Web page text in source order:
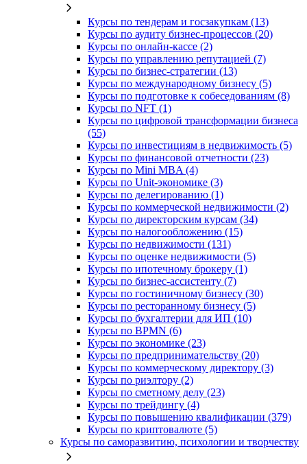
Курсы по тендерам и госзакупкам (13)
Курсы по аудиту бизнес-процессов (20)
Курсы по онлайн-кассе (2)
Курсы по управлению репутацией (7)
Курсы по бизнес-стратегии (13)
Курсы по международному бизнесу (5)
Курсы по подготовке к собеседованиям (8)
Курсы по NFT (1)
Курсы по цифровой трансформации бизнеса
(55)
Курсы по инвестициям в недвижимость (5)
Курсы по финансовой отчетности (23)
Курсы по Mini MBA (4)
Курсы по Unit-экономике (3)
Курсы по делегированию (1)
Курсы по коммерческой недвижимости (2)
Курсы по директорским курсам (34)
Курсы по налогообложению (15)
Курсы по недвижимости (131)
Курсы по оценке недвижимости (5)
Курсы по ипотечному брокеру (1)
Курсы по бизнес-ассистенту (7)
Курсы по гостиничному бизнесу (30)
Курсы по ресторанному бизнесу (5)
Курсы по бухгалтерии для ИП (10)
Курсы по BPMN (6)
Курсы по экономике (23)
Курсы по предпринимательству (20)
Курсы по коммерческому директору (3)
Курсы по риэлтору (2)
Курсы по сметному делу (23)
Курсы по трейдингу (4)
Курсы по повышению квалификации (379)
Курсы по криптовалюте (5)
Курсы по саморазвитию, психологии и творчеству